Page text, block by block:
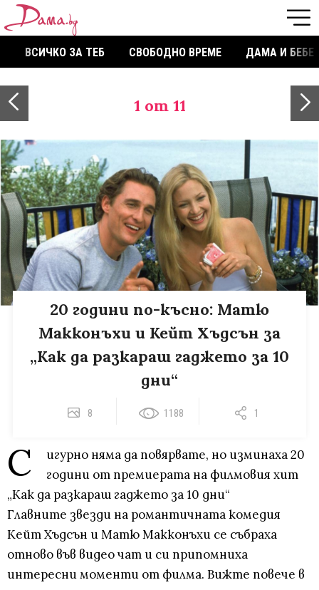
ВСИЧКО ЗА ТЕБ СВОБОДНО ВРЕМЕ ДАМА И БЕБЕ
1 от 11
20 години по-късно: Матю
Макконъхи и Кейт Хъдсън за
„Как да разкараш гаджето за 10
дни“
8 1188 1
С
игурно няма да повярвате, но изминаха 20
години от премиерата на филмовия хит
„Как да разкараш гаджето за 10 дни“
Главните звезди на романтичната комедия
Кейт Хъдсън и Матю Макконъхи се събраха
отново във видео чат и си припомниха
интересни моменти от филма. Вижте повече в